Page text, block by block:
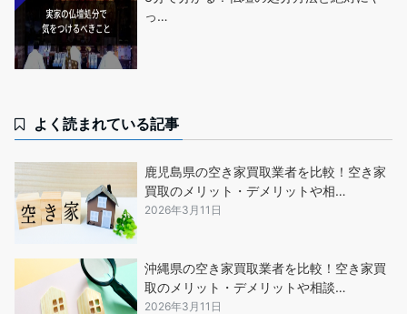
っ…
よく読まれている記事
鹿児島県の空き家買取業者を比較！空き家
買取のメリット・デメリットや相…
2026年3月11日
沖縄県の空き家買取業者を比較！空き家買
取のメリット・デメリットや相談…
2026年3月11日